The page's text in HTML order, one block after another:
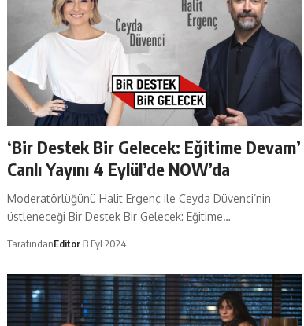
‘Bir Destek Bir Gelecek: Eğitime Devam’
Canlı Yayını 4 Eylül’de NOW’da
Moderatörlüğünü Halit Ergenç ile Ceyda Düvenci’nin
üstleneceği Bir Destek Bir Gelecek: Eğitime…
TarafındanEditör 3 Eyl 2024